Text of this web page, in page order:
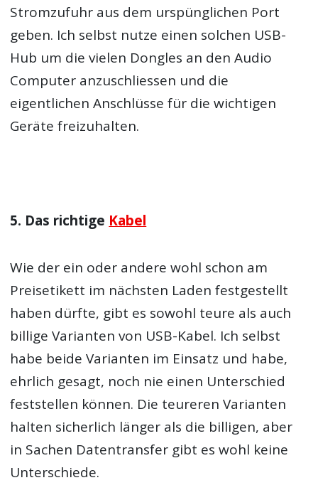
Stromzufuhr aus dem urspünglichen Port
geben. Ich selbst nutze einen solchen USB-
Hub um die vielen Dongles an den Audio
Computer anzuschliessen und die
eigentlichen Anschlüsse für die wichtigen
Geräte freizuhalten.
5. Das richtige Kabel
Wie der ein oder andere wohl schon am
Preisetikett im nächsten Laden festgestellt
haben dürfte, gibt es sowohl teure als auch
billige Varianten von USB-Kabel. Ich selbst
habe beide Varianten im Einsatz und habe,
ehrlich gesagt, noch nie einen Unterschied
feststellen können. Die teureren Varianten
halten sicherlich länger als die billigen, aber
in Sachen Datentransfer gibt es wohl keine
Unterschiede.